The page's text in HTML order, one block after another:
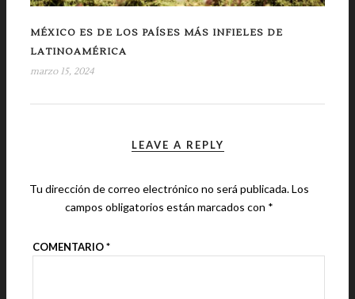
MÉXICO ES DE LOS PAÍSES MÁS INFIELES DE
LATINOAMÉRICA
marzo 15, 2024
LEAVE A REPLY
Tu dirección de correo electrónico no será publicada.Los
campos obligatorios están marcados con *
COMENTARIO*